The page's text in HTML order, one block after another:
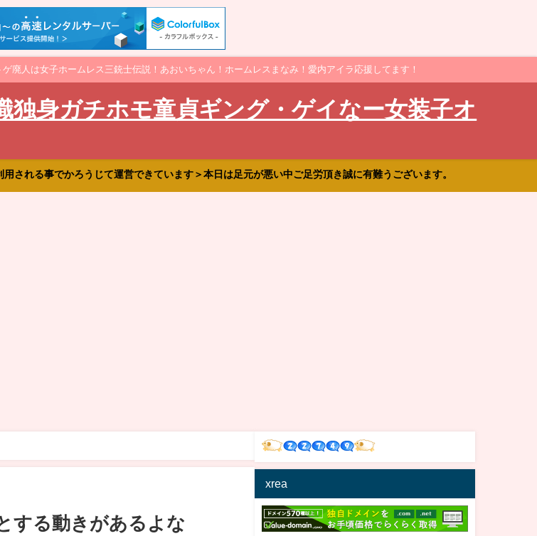
廃人は女子ホームレス三銃士伝説！あおいちゃん！ホームレスまなみ！愛内アイラ応援してます！
身ガチホモ童貞ギング・ゲイなー女装子オ
される事でかろうじて運営できています＞本日は足元が悪い中ご足労頂き誠に有難うございます。
する動きがあるよな
xrea